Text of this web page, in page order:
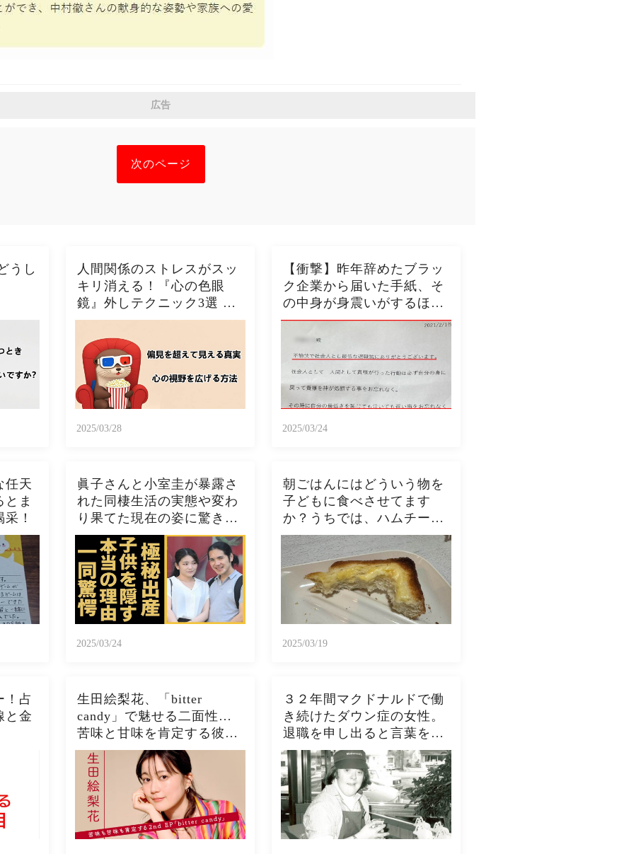
広告
次のページ
うし
人間関係のストレスがスッ
キリ消える！『心の色眼
鏡』外しテクニック3選 今
日から視界クリアになるた
った！！🦦✨
2025/03/28
【衝撃】昨年辞めたブラッ
ク企業から届いた手紙、そ
の中身が身震いがするほど
の酷い内容だった…...
2025/03/24
任天
ま
！
眞子さんと小室圭が暴露さ
れた同棲生活の実態や変わ
り果てた現在の姿に驚きを
隠さない...秋篠宮家の長女
がアメリカで極秘出産の真
相や暴露されたヤバいO癖
に言葉を失う...
2025/03/24
朝ごはんにはどういう物を
子どもに食べさせてます
か？うちでは、ハムチーズ
トースト、ジャムトース
ト、ピーナッツバタートー
ストをよく作ります。やっ
ぱこんなんダメよね…
2025/03/19
！占
と金
生田絵梨花、「bitter
candy」で魅せる二面性…
苦味と甘味を肯定する彼女
の進化とは？
３２年間マクドナルドで働
き続けたダウン症の女性。
退職を申し出ると言葉を失
う展開を迎える